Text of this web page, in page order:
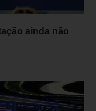
ainda não